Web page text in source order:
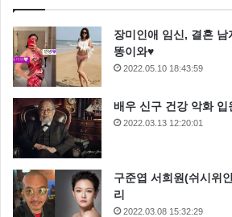
장미인애 임신, 결혼
똥이와♥
2022.05.10 18:43:59
배우 신구 건강 악화 입
2022.03.13 12:20:01
구준엽 서희원(쉬시위
리
2022.03.08 15:32:29